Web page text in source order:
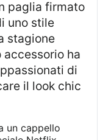
paglia firmato
uno stile
stagione
ha
di
il look chic